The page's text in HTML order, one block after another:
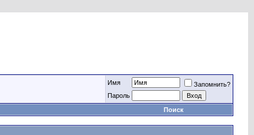
Имя
Запомнить?
Пароль
Поиск